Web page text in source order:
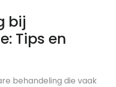
bij
Tips en
behandeling die vaak